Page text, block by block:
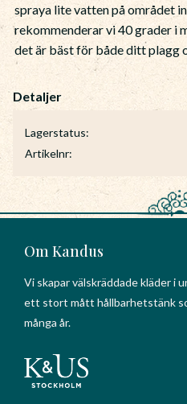
Lagerstatus
Artikelnr
spraya lite vatten på området
rekommenderar vi 40 grader i
det är bäst för både ditt plagg
Om Kandus
Vi skapar välskräddade kläder i
ett stort mått hållbarhetstänk
många år.